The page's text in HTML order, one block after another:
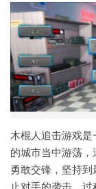
木棍人追击游戏
的城市当中游荡
勇敢交锋，坚持
止对手的袭击，过